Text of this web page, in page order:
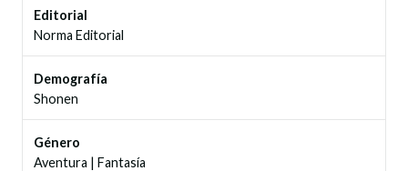
Editorial
Norma Editorial
Demografía
Shonen
Género
Aventura | Fantasía